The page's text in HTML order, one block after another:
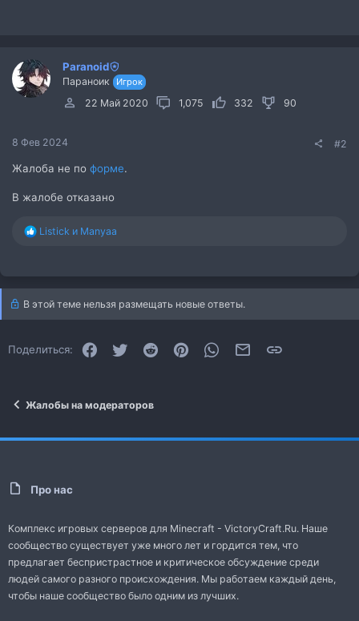
Paranoid
Параноик Игрок
22 Май 2020 1,075 332 90
8 Фев 2024 #2
Жалоба не по форме.
В жалобе отказано
РListick и Manyaa
В этой теме нельзя размещать новые ответы.
Поделиться: FacebookTwitter Reddit PinterestWhatsAppЭлектронная почта
Жалобы на модераторов
Про нас
Комплекс игровых серверов для Minecraft - VictoryCraft.Ru. Наше
сообщество существует уже много лет и гордится тем, что
предлагает беспристрастное и критическое обсуждение среди
людей самого разного происхождения. Мы работаем каждый день,
чтобы наше сообщество было одним из лучших.